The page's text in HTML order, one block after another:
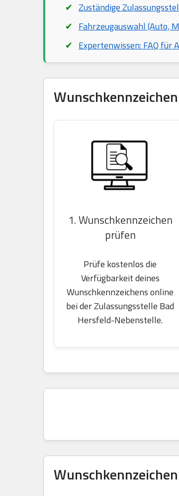
Zuständige
Fahrzeugauswahl (Auto,
Expertenwissen: FAQ für
1. Wunschkennzeichen
prüfen
Prüfe kostenlos die
Verfügbarkeit deines
Wunschkennzeichens online
bei der Zulassungsstelle Bad
Hersfeld-Nebenstelle.